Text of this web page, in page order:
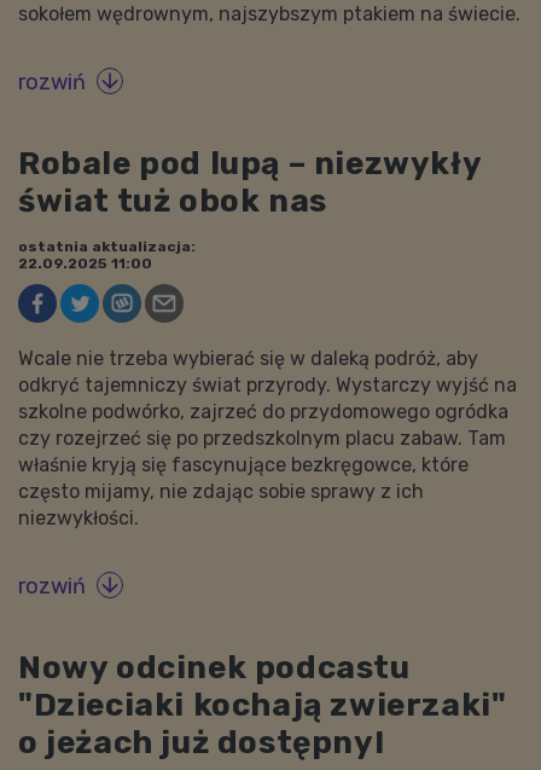
sokołem wędrownym, najszybszym ptakiem na świecie.
rozwiń 
Robale pod lupą – niezwykły
świat tuż obok nas
ostatnia aktualizacja:
22.09.2025 11:00
Wcale nie trzeba wybierać się w daleką podróż, aby
odkryć tajemniczy świat przyrody. Wystarczy wyjść na
szkolne podwórko, zajrzeć do przydomowego ogródka
czy rozejrzeć się po przedszkolnym placu zabaw. Tam
właśnie kryją się fascynujące bezkręgowce, które
często mijamy, nie zdając sobie sprawy z ich
niezwykłości.
rozwiń 
Nowy odcinek podcastu
"Dzieciaki kochają zwierzaki"
o jeżach już dostępny!